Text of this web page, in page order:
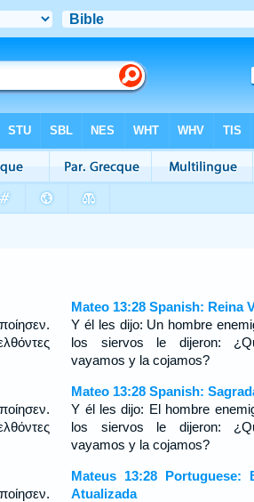
Mateo 13:28 Spanish: Reina
Y él les dijo: Un hombre
los siervos le dijeron:
vayamos y la cojamos?
Mateo 13:28 Spanish:
Y él les dijo: El hombre
los siervos le dijeron:
vayamos y la cojamos?
Mateus 13:28 Portuguese:
Atualizada